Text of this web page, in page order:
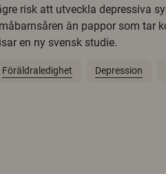
risk att utveckla depressiva
än pappor som tar
en ny svensk studie.
Föräldraledighet Depression